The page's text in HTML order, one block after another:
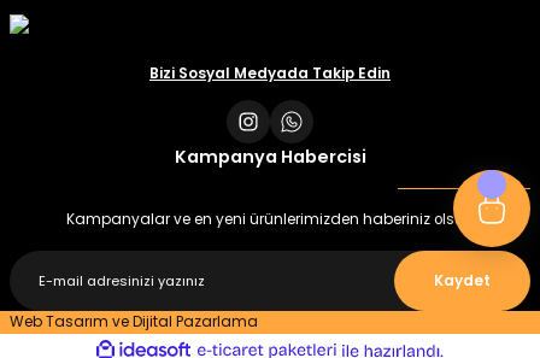
₺ 350
Kampçı Minik Erkek Çocuk 2'li Şortlu Takım
%30
Amine
Minik Kral Erkek Çocuk 2'li Şortlu Takım
Bizi Sosyal Medyada Takip Edin
Kampanya Habercisi
Kampanyalar ve en yeni ürünlerimizden haberiniz olsun
Kaydet
Web Tasarım ve Dijital Pazarlama
ideasoft e-